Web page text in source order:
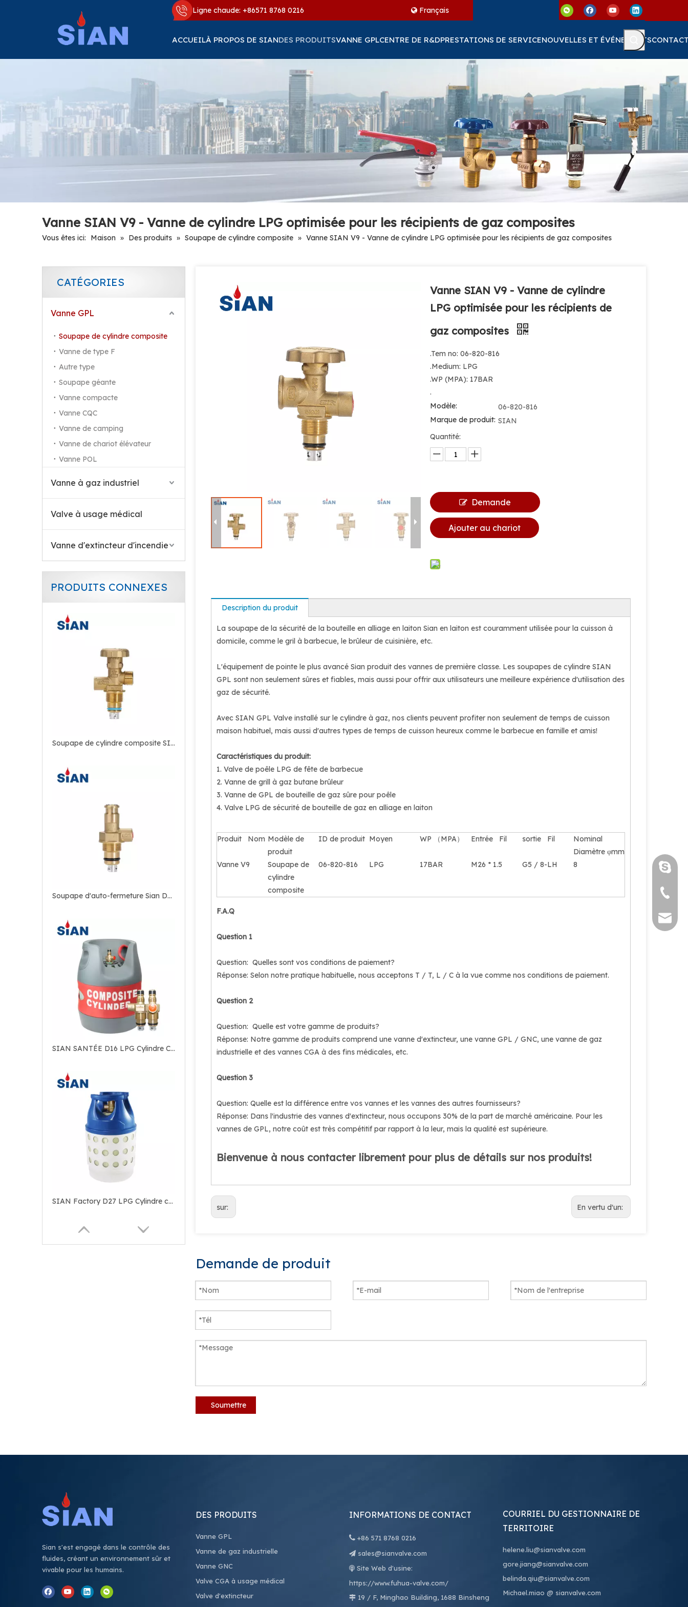
Ligne chaude: +86571 8768 0216 Français
ACCUEILÀ PROPOS DE SIANDES PRODUITSVANNE GPLCENTRE DE R&DPRESTATIONS DE SERVICENOUVELLES ET ÉVÉNEMENTS
Vanne SIAN V9 - Vanne de cylindre LPG optimisée pour les récipients de gaz composites
Vous êtes ici: Maison » Des produits » Soupape de cylindre composite » Vanne SIAN V9 - Vanne de cylindre LPG optimisée pour les récipients de gaz composites
CATÉGORIES
Vanne GPL
Soupape de cylindre composite
Vanne de type F
Autre type
Soupape géante
Vanne compacte
Vanne CQC
Vanne de camping
Vanne de chariot élévateur
Vanne POL
Vanne à gaz industriel
Valve à usage médical
Vanne d'extincteur d'incendie
PRODUITS CONNEXESVanne de cylindre composite SIAN PV6 - Vanne de GPL haute performance pour les bouteilles modernes
Soupape de cylindre composite SIAN PV05 - Vanne de GPL légère et durable pour les bouteilles composites
Soupape d'auto-fermeture Sian D20 - Vanne de cylindre de GPL automatique pour un contrôle de gaz sûr
SIAN SANTÉE D16 LPG Cylindre Composite Cylindre Vannes
SIAN Factory D27 LPG Cylindre composite Cylindre Valves de laiton
Vanne SIAN V9 - Vanne de cylindre
LPG optimisée pour les récipients de
gaz composites
.Tem no: 06-820-816
.Medium: LPG
.WP (MPA): 17BAR
.
Modèle:
06-820-816
Marque de produit: SIAN
Quantité:
Demande
Ajouter au chariot
Description du produit
La soupape de la sécurité de la bouteille en alliage en laiton Sian en laiton est couramment utilisée pour la cuisson à
domicile, comme le gril à barbecue, le brûleur de cuisinière, etc.
L'équipement de pointe le plus avancé Sian produit des vannes de première classe. Les soupapes de cylindre SIAN
GPL sont non seulement sûres et fiables, mais aussi pour offrir aux utilisateurs une meilleure expérience d'utilisation des
gaz de sécurité.
Avec SIAN GPL Valve installé sur le cylindre à gaz, nos clients peuvent profiter non seulement de temps de cuisson
maison habituel, mais aussi d'autres types de temps de cuisson heureux comme le barbecue en famille et amis!
Caractéristiques du produit:
1. Valve de poêle LPG de fête de barbecue
2. Vanne de grill à gaz butane brûleur
3. Vanne de GPL de bouteille de gaz sûre pour poêle
4. Valve LPG de sécurité de bouteille de gaz en alliage en laiton
Produit Nom Modèle de
produit
ID de produit Moyen WP （MPA） Entrée Fil sortie Fil
Nominal
Diamètre φmm
Vanne V9
Soupape de
cylindre
composite
06-820-816 LPG 17BAR M26 * 1.5 G5 / 8-LH 8
F.A.Q
Question 1
Question: Quelles sont vos conditions de paiement?
Réponse: Selon notre pratique habituelle, nous acceptons T / T, L / C à la vue comme nos conditions de paiement.
Question 2
Question: Quelle est votre gamme de produits?
Réponse: Notre gamme de produits comprend une vanne d'extincteur, une vanne GPL / GNC, une vanne de gaz
industrielle et des vannes CGA à des fins médicales, etc.
Question 3
Question: Quelle est la différence entre vos vannes et les vannes des autres fournisseurs?
Réponse: Dans l'industrie des vannes d'extincteur, nous occupons 30% de la part de marché américaine. Pour les
vannes de GPL, notre coût est très compétitif par rapport à la leur, mais la qualité est supérieure.
Bienvenue à nous contacter librement pour plus de détails sur nos produits!
sur: En vertu d'un:
Demande de produit
Soumettre
Sian s'est engagé dans le contrôle des
fluides, créant un environnement sûr et
vivable pour les humains.
DES PRODUITS
Vanne GPL
Vanne de gaz industrielle
Vanne GNC
Valve CGA à usage médical
Valve d'extincteur
+86
INFORMATIONS DE CONTACT
 +86 571 8768 0216
 sales@sianvalve.com
 Site Web d'usine:
https://www.fuhua-valve.com/
 19 / F, Minghao Building, 1688 Binsheng
COURRIEL DU GESTIONNAIRE DE
TERRITOIRE
helene.liu@sianvalve.com
gore.jiang@sianvalve.com
belinda.qiu@sianvalve.com
Michael.miao @ sianvalve.com